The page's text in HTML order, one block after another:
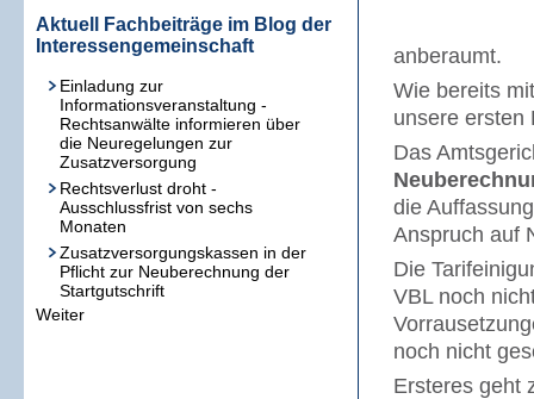
Aktuell Fachbeiträge im Blog der
Interessengemeinschaft
Einladung zur
Informationsveranstaltung -
Rechtsanwälte informieren über
die Neuregelungen zur
Zusatzversorgung
Rechtsverlust droht -
Ausschlussfrist von sechs
Monaten
Zusatzversorgungskassen in der
Pflicht zur Neuberechnung der
Startgutschrift
Weiter
anberaumt.
Wie bereits
unsere ersten
Das
die
Anspruch auf
Die
VBL noch
noch nicht
Ersteres geht